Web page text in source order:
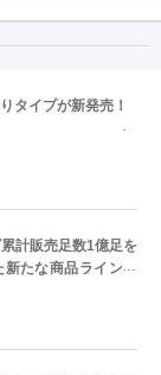
タイプが新発売！
計販売足数1億足を
たな商品ラインナ